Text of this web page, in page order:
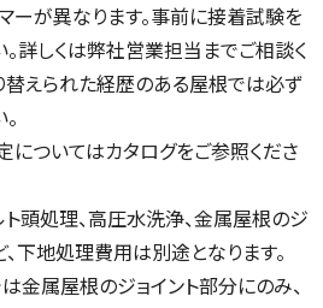
ーが異なります。事前に接着試験を
。詳しくは弊社営業担当までご相談く
替えられた経歴のある屋根では必ず
についてはカタログをご参照くださ
ト頭処理、高圧水洗浄、金属屋根のジ
、下地処理費用は別途となります。
金属屋根のジョイント部分にのみ、